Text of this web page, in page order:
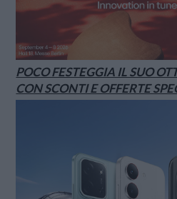
POCO FESTEGGIA IL SUO
CON SCONTI E OFFERTE